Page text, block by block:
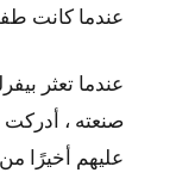
عندما كانت
عندما تعثر
صنعته ،
عليهم أخيرًا